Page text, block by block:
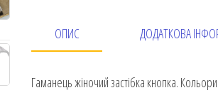
ОПИС ДОДАТКОВА
Гаманець жіночий застібка кнопка.